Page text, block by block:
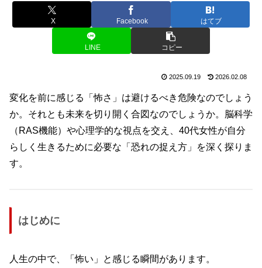
X Facebook はてブ
LINE コピー
2025.09.19 2026.02.08
変化を前に感じる「怖さ」は避けるべき危険なのでしょう
か。それとも未来を切り開く合図なのでしょうか。脳科学
（RAS機能）や心理学的な視点を交え、40代女性が自分
らしく生きるために必要な「恐れの捉え方」を深く探りま
す。
はじめに
人生の中で、「怖い」と感じる瞬間があります。